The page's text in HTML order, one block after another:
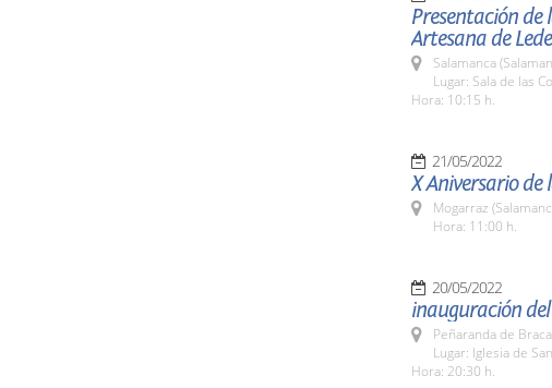
Presentación
Artesana de
Salamanca
Lugar: Sala de las
Hora: 10:15 h.
21/05/2022
X Aniversario
Mogarraz
Hora: 11:00 h.
20/05/2022
inauguración
Peñaranda de
Lugar: Iglesia de
Hora: 20:30 h.